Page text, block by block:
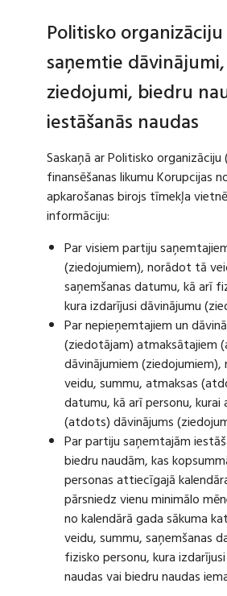
Politisko
saņemtie dāvinājumi,
ziedojumi, biedru
iestāšanās naudas
Saskaņā ar Politisko organizāciju
finansēšanas likumu Korupcijas
apkarošanas birojs tīmekļa
informāciju:
Par visiem partiju
(ziedojumiem), norādot tā
saņemšanas datumu, kā arī
kura izdarījusi dāvinājumu
Par nepieņemtajiem un
(ziedotājam) atmaksātajiem
dāvinājumiem
veidu, summu, atmaksas
datumu, kā arī personu, kurai
(atdots) dāvinājums
Par partiju saņemtajām
biedru naudām, kas
personas attiecīgajā
pārsniedz vienu minimālo
no kalendārā gada sākuma
veidu, summu, saņemšanas
fizisko personu, kura
naudas vai biedru naudas